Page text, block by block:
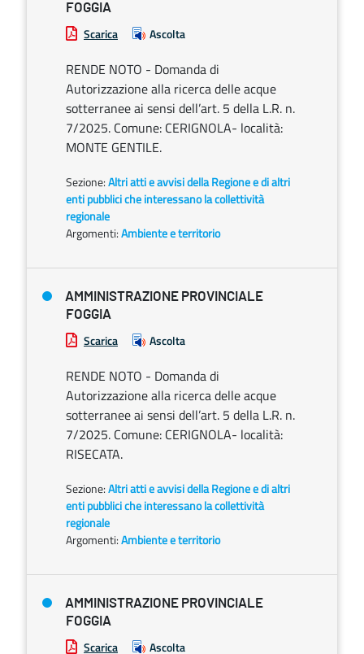
FOGGIA
Scarica Ascolta
RENDE NOTO - Domanda di
Autorizzazione alla ricerca delle acque
sotterranee ai sensi dell’art. 5 della L.R. n.
7/2025. Comune: CERIGNOLA- località:
MONTE GENTILE.
Sezione:Altri atti e avvisi della Regione e di altri
enti pubblici che interessano la collettività
regionale
Argomenti:Ambiente e territorio
AMMINISTRAZIONE PROVINCIALE
FOGGIA
Scarica Ascolta
RENDE NOTO - Domanda di
Autorizzazione alla ricerca delle acque
sotterranee ai sensi dell’art. 5 della L.R. n.
7/2025. Comune: CERIGNOLA- località:
RISECATA.
Sezione:Altri atti e avvisi della Regione e di altri
enti pubblici che interessano la collettività
regionale
Argomenti:Ambiente e territorio
AMMINISTRAZIONE PROVINCIALE
FOGGIA
Scarica Ascolta